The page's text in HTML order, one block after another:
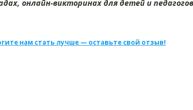
онлайн-викторинах для детей и
нам стать лучше — оставьте свой отзыв!